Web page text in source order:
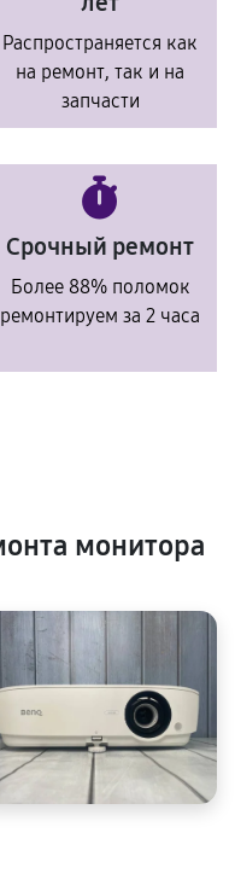
Распространяется как
на ремонт, так и на
запчасти
Срочный ремонт
Более 88% поломок
ремонтируем за 2 часа
монитора